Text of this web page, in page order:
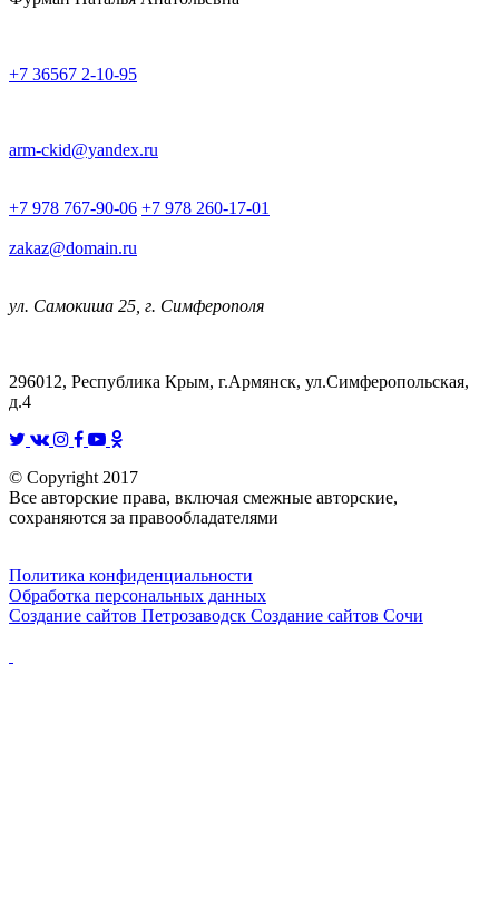
+7 36567 2-10-95
arm-ckid@yandex.ru
+7 978 767-90-06 +7 978 260-17-01
zakaz@domain.ru
ул. Самокиша 25, г. Симферополя
296012, Республика Крым, г.Армянск, ул.Симферопольская,
д.4
© Copyright 2017
Все авторские права, включая смежные авторские,
сохраняются за правообладателями
Политика конфиденциальности
Обработка персональных данных
Создание сайтов Петрозаводск Создание сайтов Сочи